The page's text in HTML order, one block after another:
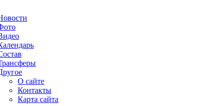
О сайте
Контакты
Карта сайта